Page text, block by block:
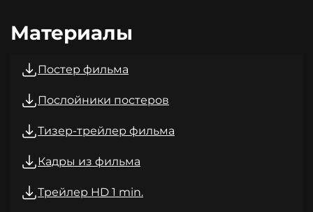
Материалы
Постер фильма
Послойники постеров
Тизер-трейлер фильма
Кадры из фильма
Трейлер HD 1 min.